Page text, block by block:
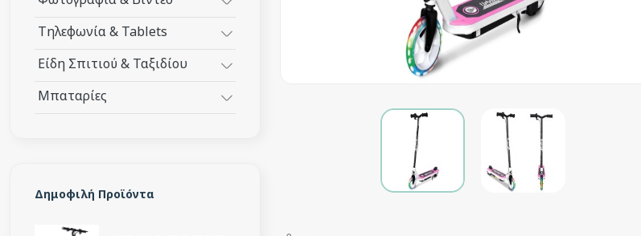
Τηλεφωνία & Tablets
Είδη Σπιτιού & Ταξιδίου
Μπαταρίες
Δημοφιλή Προϊόντα